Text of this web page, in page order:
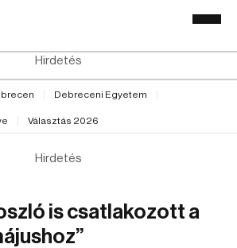
Hirdetés
Debreceni Egyetem
Választás 2026
Hirdetés
is csatlakozott a